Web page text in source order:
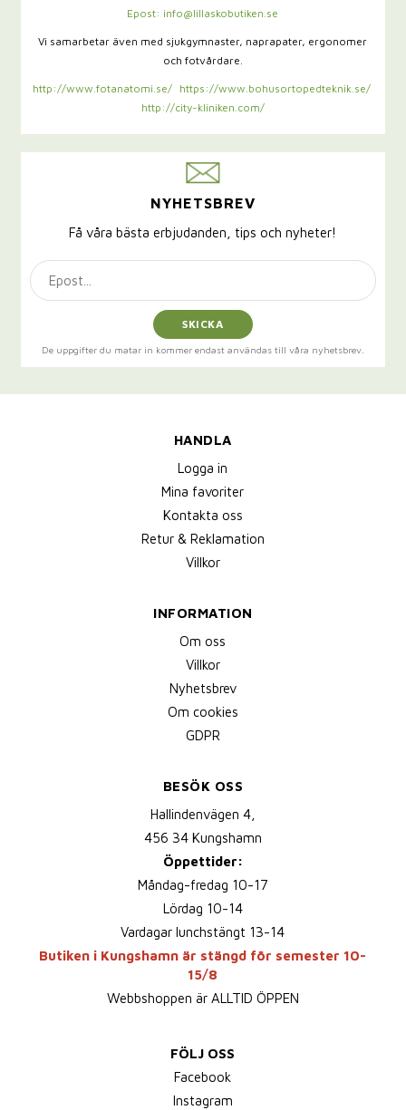
Epost: info@lillaskobutiken.se
Vi samarbetar även med sjukgymnaster, naprapater, ergonomer
och fotvårdare.
http://www.fotanatomi.se/
https://www.bohusortopedteknik.se/
http://city-kliniken.com/
NYHETSBREV
Få våra bästa erbjudanden, tips och nyheter!
SKICKA
De uppgifter du matar in kommer endast användas till våra nyhetsbrev.
HANDLA
Logga in
Mina favoriter
Kontakta oss
Retur & Reklamation
Villkor
INFORMATION
Om oss
Villkor
Nyhetsbrev
Om cookies
GDPR
BESÖK OSS
Hallindenvägen 4,
456 34 Kungshamn
Öppettider:
Måndag-fredag 10-17
Lördag 10-14
Vardagar lunchstängt 13-14
Butiken i Kungshamn är stängd för semester 10-
15/8
Webbshoppen är ALLTID ÖPPEN
FÖLJ OSS
Facebook
Instagram